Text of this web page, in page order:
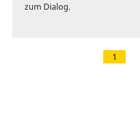
zum Dialog.
1